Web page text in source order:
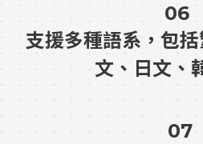
06
支援多種語系，包
文、日文、
07